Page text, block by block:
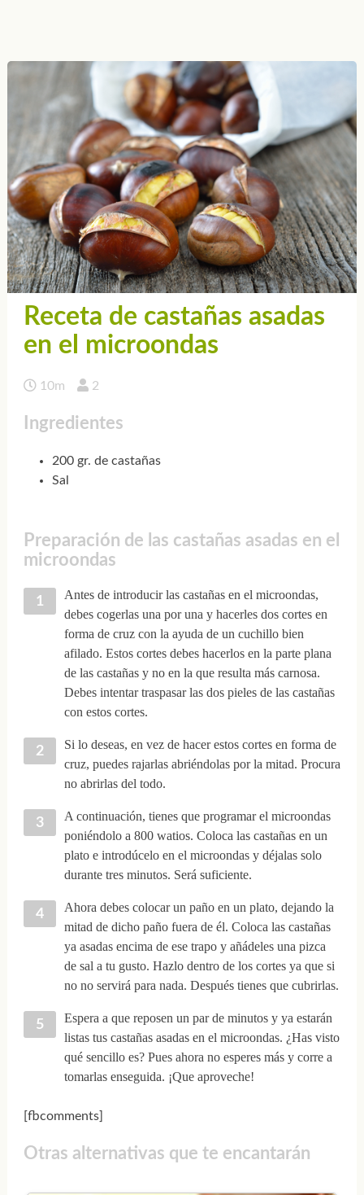
Receta de castañas asadas
en el microondas
10m 2
Ingredientes
200 gr. de castañas
Sal
Preparación de las castañas asadas en el
microondas
Antes de introducir las castañas en el microondas,
debes cogerlas una por una y hacerles dos cortes en
forma de cruz con la ayuda de un cuchillo bien
afilado. Estos cortes debes hacerlos en la parte plana
de las castañas y no en la que resulta más carnosa.
Debes intentar traspasar las dos pieles de las castañas
con estos cortes.
Si lo deseas, en vez de hacer estos cortes en forma de
cruz, puedes rajarlas abriéndolas por la mitad. Procura
no abrirlas del todo.
A continuación, tienes que programar el microondas
poniéndolo a 800 watios. Coloca las castañas en un
plato e introdúcelo en el microondas y déjalas solo
durante tres minutos. Será suficiente.
Ahora debes colocar un paño en un plato, dejando la
mitad de dicho paño fuera de él. Coloca las castañas
ya asadas encima de ese trapo y añádeles una pizca
de sal a tu gusto. Hazlo dentro de los cortes ya que si
no no servirá para nada. Después tienes que cubrirlas.
Espera a que reposen un par de minutos y ya estarán
listas tus castañas asadas en el microondas. ¿Has visto
qué sencillo es? Pues ahora no esperes más y corre a
tomarlas enseguida. ¡Que aproveche!
[fbcomments]
Otras alternativas que te encantarán